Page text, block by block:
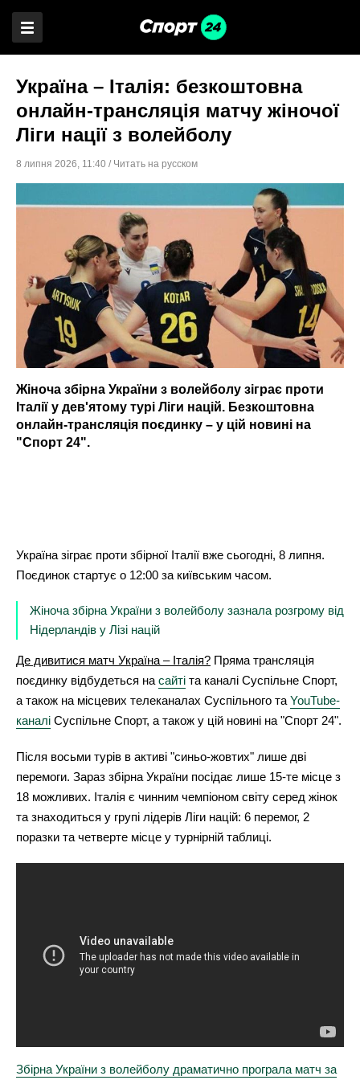
Україна – Італія: безкоштовна
онлайн-трансляція матчу жіночої
Ліги нації з волейболу
8 липня 2026, 11:40 / Читать на русском
Жіноча збірна України з волейболу зіграє проти
Італії у дев'ятому турі Ліги націй. Безкоштовна
онлайн-трансляція поєдинку – у цій новині на
"Спорт 24".
Україна зіграє проти збірної Італії вже сьогодні, 8 липня.
Поєдинок стартує о 12:00 за київським часом.
Жіноча збірна України з волейболу зазнала розгрому від
Нідерландів у Лізі націй
Де дивитися матч Україна – Італія? Пряма трансляція
поєдинку відбудеться на сайті та каналі Суспільне Спорт,
а також на місцевих телеканалах Суспільного та YouTube-
каналі Суспільне Спорт, а також у цій новині на "Спорт 24".
Після восьми турів в активі "синьо-жовтих" лише дві
перемоги. Зараз збірна України посідає лише 15-те місце з
18 можливих. Італія є чинним чемпіоном світу серед жінок
та знаходиться у групі лідерів Ліги націй: 6 перемог, 2
поразки та четверте місце у турнірній таблиці.
Збірна України з волейболу драматично програла матч за